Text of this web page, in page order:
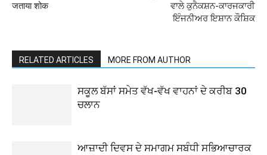
जताया शोक
ਵਾਲੇ ਕੁਨੈਕਸ਼ਨ-ਕਾਰਜਕਾਰੀ
ਇੰਜਨੀਅਰ ਇਸ਼ਾਨ ਕੌਸ਼ਿਕ
RELATED ARTICLES MORE FROM AUTHOR
ਸਕੂਲ ਬੱਸਾਂ ਸਮੇਤ ਵੱਖ-ਵੱਖ ਵਾਹਨਾਂ ਦੇ ਕਰੀਬ 30
ਚਲਾਨ
ਆਜ਼ਾਦੀ ਦਿਵਸ ਦੇ ਸਮਾਗਮ ਸਬੰਧੀ ਸਭਿਆਚਾਰਕ